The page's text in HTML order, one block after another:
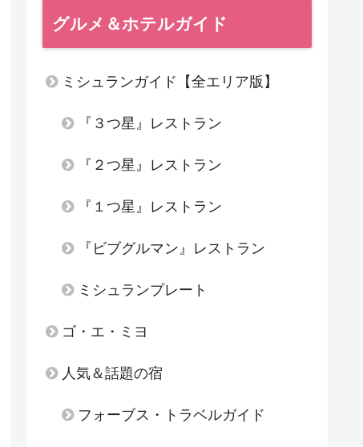
グルメ＆ホテルガイド
ミシュランガイド【全エリア版】
『３つ星』レストラン
『２つ星』レストラン
『１つ星』レストラン
『ビブグルマン』レストラン
ミシュランプレート
ゴ・エ・ミヨ
人気＆話題の宿
フォーブス・トラベルガイド